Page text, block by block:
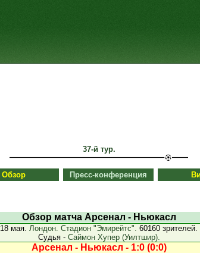
37-й тур.
Обзор Пресс-конференция
Обзор матча Арсенал - Ньюкасл
18 мая. Лондон. Стадион "Эмирейтс". 60160 зрителей.
Судья - Саймон Хупер (Уилтшир).
Арсенал - Ньюкасл - 1:0 (0:0)